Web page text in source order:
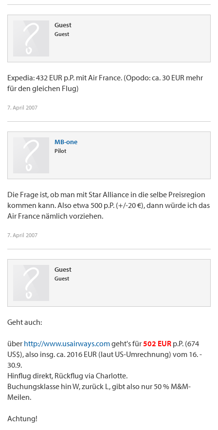
Guest
Guest
Expedia: 432 EUR p.P. mit Air France. (Opodo: ca. 30 EUR mehr
für den gleichen Flug)
7. April 2007
MB-one
Pilot
Die Frage ist, ob man mit Star Alliance in die selbe Preisregion
kommen kann. Also etwa 500 p.P. (+/-20 €), dann würde ich das
Air France nämlich vorziehen.
7. April 2007
Guest
Guest
Geht auch:
über http://www.usairways.comgeht's für502 EUR p.P. (674
US$), also insg. ca. 2016 EUR (laut US-Umrechnung) vom 16. -
30.9.
Hinflug direkt, Rückflug via Charlotte.
Buchungsklasse hin W, zurück L, gibt also nur 50 % M&M-
Meilen.
Achtung!